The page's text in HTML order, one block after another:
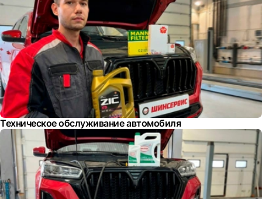
Техническое обслуживание автомобиля